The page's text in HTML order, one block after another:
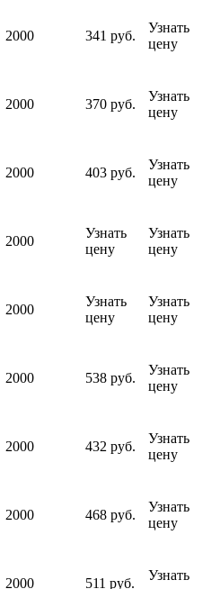
2000 341 руб.
Узнать
цену
2000 370 руб.
Узнать
цену
2000 403 руб.
Узнать
цену
2000
Узнать
цену
Узнать
цену
2000
Узнать
цену
Узнать
цену
2000 538 руб.
Узнать
цену
2000 432 руб.
Узнать
цену
2000 468 руб.
Узнать
цену
2000 511 руб.
Узнать